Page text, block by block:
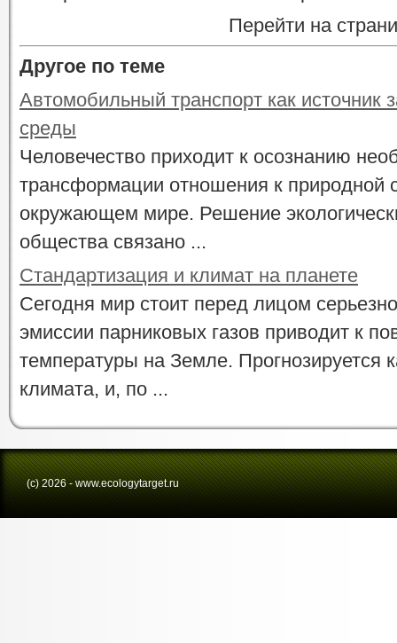
Перейти на
Другое по теме
Автомобильный транспорт как источник
среды
Человечество приходит к осознанию
трансформации отношения к природной
окружающем мире. Решение
общества связано ...
Стандартизация и климат на планете
Сегодня мир стоит перед лицом
эмиссии парниковых газов приводит к
температуры на Земле. Прогнозируется
климата, и, по ...
(с) 2026 - www.ecologytarget.ru